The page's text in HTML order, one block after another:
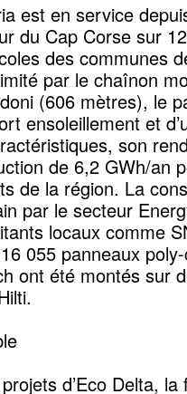
est en service
du Cap Corse sur
des communes
par le chaînon
(606 mètres), le
ensoleillement et
son
de 6,2 GWh/an
de la région. La
par le secteur
locaux comme
055 panneaux
ont été montés sur
d’Eco Delta,